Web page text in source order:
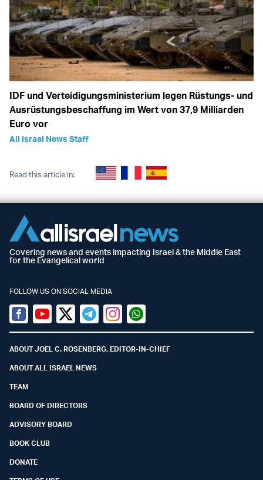
IDF und Verteidigungsministerium legen Rüstungs- und
Ausrüstungsbeschaffung im Wert von 37,9 Milliarden
Euro vor
All Israel News Staff
Read this article in:
Covering news and events impacting Israel & the Middle East
for the Evangelical world
FOLLOW US ON SOCIAL MEDIA
Facebook
YoutubeTwitter (X)
TelegramInstagramWhatsapp
ABOUT JOEL C. ROSENBERG, EDITOR-IN-CHIEF
ABOUT ALL ISRAEL NEWS
TEAM
BOARD OF DIRECTORS
ADVISORY BOARD
BOOK CLUB
DONATE